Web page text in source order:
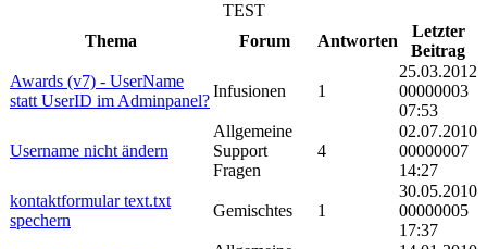
TEST
Thema
Forum Antworten
Letzter
Beitrag
Awards (v7) - UserName
statt UserID im Adminpanel?
Infusionen 1
25.03.2012
00000003
07:53
Username nicht ändern
Allgemeine
Support
Fragen
4
02.07.2010
00000007
14:27
kontaktformular text.txt
spechern
Gemischtes 1
30.05.2010
00000005
17:37